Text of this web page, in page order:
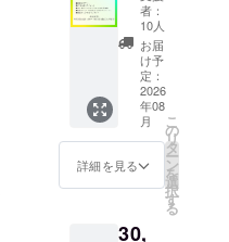
ただき
ます(時
期未定･
1年以
ンド
ロール
クレ
ジット
にお名
ず備考
トプラ
定紙チ
ケット
※記念品
紙チ
ケット
後日郵
送させ
ていた
だきま
す(時期
年以内)
者：
10人
お届
け予
定：
2026
年08
月
詳細を見る
こ
の
リ
タ
ー
ン
を
選
択
す
る
30,